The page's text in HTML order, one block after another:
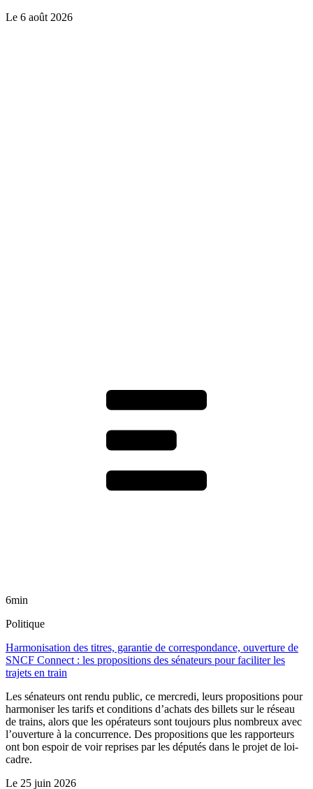
Le 6 août 2026
6min
Politique
Harmonisation des titres, garantie de correspondance, ouverture de
SNCF Connect : les propositions des sénateurs pour faciliter les
trajets en train
Les sénateurs ont rendu public, ce mercredi, leurs propositions pour
harmoniser les tarifs et conditions d’achats des billets sur le réseau
de trains, alors que les opérateurs sont toujours plus nombreux avec
l’ouverture à la concurrence. Des propositions que les rapporteurs
ont bon espoir de voir reprises par les députés dans le projet de loi-
cadre.
Le 25 juin 2026